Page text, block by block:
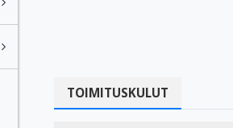
TOIMITUSKULUT